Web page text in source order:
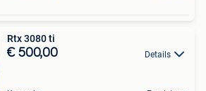
Rtx 3080 ti
€ 500,00 Details